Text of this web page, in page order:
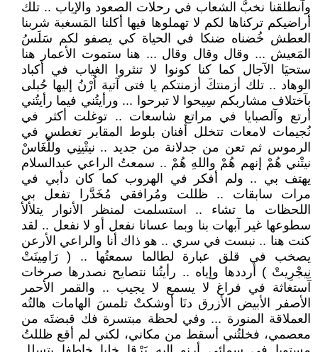
وآنطلقنا نخبُّ الشعاب في رحلات الصعود والإياب .. تلك
أراضيكم تركناها لكم لا تهملوها فيها أكلنا المَسغبة شربنا
العطش خُضناه ضنكا في الحياة كي يصفو لكم سَلَسُ
المَعيش ... وقال وقال وقال ... هنا ستموت الأعمار هنا
ستحيَا الآجال كما كنا كونوا لا تنثروا الغياب في أكباد
الوهاد .. تلك أزمنتكَ أزمنتكم يا فتى آتية اُرْنُ إليها حُبلى
بآختلاف مشاربكم سِيحوا لا تبرحوا ... ورأيتُني فيما رأيتُني
أرتع وآلصبايا في مراتع شاسعات .. توغلت أكثر في
نُجيمات لامعات تتخلل أفنان بلوط المقابر تغطس في
الرموس ثم تعن من جدلانة من جديد .. نيتْينِي وللَّغَاسْ
نيتْني هُمْ إنهم هُمْ واللهِ هُمْ .. سمعتُ الراعي عبدالسلام
يهتف بي .. ولم أفكر في الهروب كما كان دأبي في
مرات سابقات .. ظللت ومُرافقي مُخَدَّرا تفعل بي
اللحظات ما تشاء .. استسلمت لمنظر الأنوار يتلألأ
سطوعها غير آبهات بنا وبما عسانا نفعل أو لا نفعل .. لقد
كنت هنا .. نبست في سري .. هو ذاك أنا والراعي الأرعن
يصخب في قلق عبارة لطالما سمعتُها .. ( رَامِينَتْ
نِيجْرِيتْ ) أرددها وإياه .. رأيتُنا نتصايح نصدرها صرخات
آستغاثة في فراغ لا يسمع لا يجيب .. والقمر الأحمر
الأصفر الأبيض الأزرق دنَا أوشكتْ تلمسَ الهامات هالتُه
العملاقة المنورة ... وفي لحظة مبتسرة فك قبضتَه من
معصمي، فخلتُني أسقط من مكاني، لكني لم أقع ظللتُ